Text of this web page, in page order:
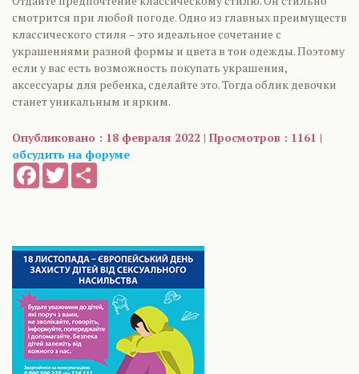
смотрится при любой погоде. Одно из главных преимуществ
классического стиля – это идеальное сочетание с
украшениями разной формы и цвета в тон одежды. Поэтому
если у вас есть возможность покупать украшения,
аксессуары для ребенка, сделайте это. Тогда облик девочки
станет уникальным и ярким.
Опубликовано : 18 февраля 2022 | Просмотров : 1161 |
обсудить на форуме
FacebookTwitter